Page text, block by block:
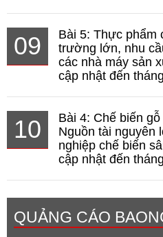
09
Bài 5: Thực phẩm
trường lớn, nhu
các nhà máy sản
cập nhật đến
10
Bài 4: Chế biến
Nguồn tài nguyên
nghiệp chế biến
cập nhật đến
QUẢNG CÁO